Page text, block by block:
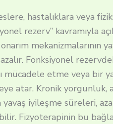
hastalıklara veya
rezerv” kavramıyla
mekanizmalarının
Fonksiyonel
mücadele etme veya bir
atar. Kronik yorgunluk,
iyileşme süreleri,
Fizyoterapinin bu